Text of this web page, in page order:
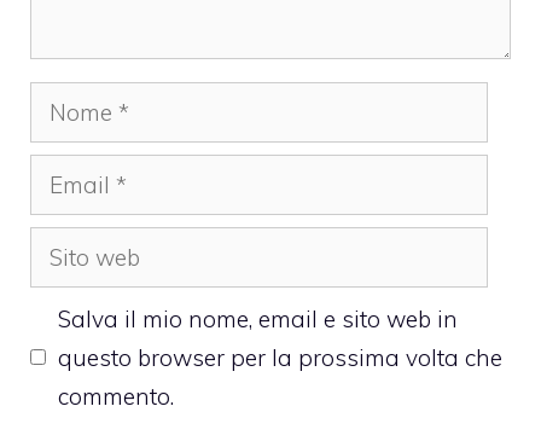
Nome
Email
Sito
web
Salva il mio nome, email e sito web in
questo browser per la prossima volta che
commento.